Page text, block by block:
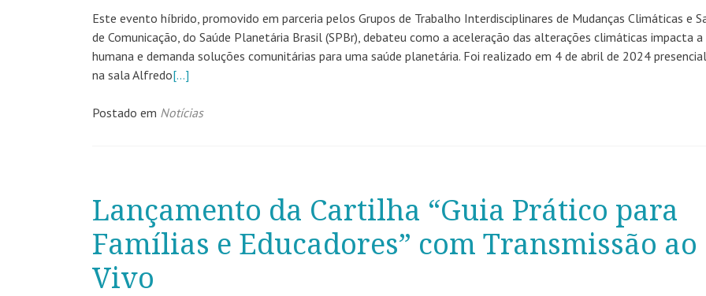
Este evento híbrido, promovido em parceria pelos Grupos de Trabalho Interdisciplinares de Mudanças Climáticas e
de Comunicação, do Saúde Planetária Brasil (SPBr), debateu como a aceleração das alterações climáticas impacta a
humana e demanda soluções comunitárias para uma saúde planetária. Foi realizado em 4 de abril de 2024
na sala Alfredo[…]
Postado em Notícias
Lançamento da Cartilha “Guia Prático para
Famílias e Educadores” com Transmissão ao
Vivo